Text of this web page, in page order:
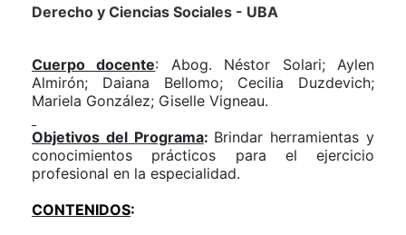
Derecho y Ciencias Sociales - UBA
Cuerpo docente: Abog. Néstor Solari; Aylen
Almirón; Daiana Bellomo; Cecilia Duzdevich;
Mariela González; Giselle Vigneau.
Objetivos del Programa: Brindar herramientas y
conocimientos prácticos para el ejercicio
profesional en la especialidad.
CONTENIDOS: